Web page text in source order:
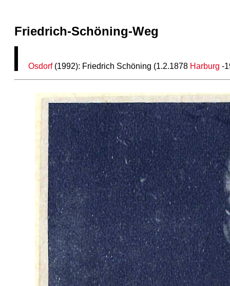
Friedrich-Schöning-Weg
Osdorf(1992): Friedrich Schöning (1.2.1878 Harburg -